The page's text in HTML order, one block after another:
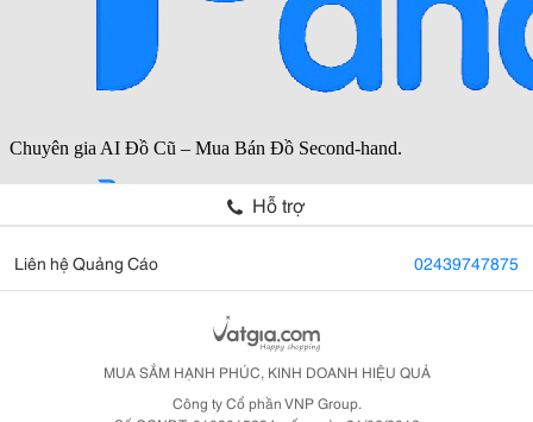
Hỗ trợ
Liên hệ Quảng Cáo 02439747875
MUA SẮM HẠNH PHÚC, KINH DOANH HIỆU QUẢ
Công ty Cổ phần VNP Group.